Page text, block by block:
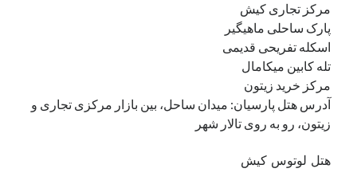
مرکز تجاری کیش
پارک ساحلی ماهیگیر
اسکله تفریحی قدیمی
تله کابین میکامال
مرکز خرید زیتون
آدرس هتل پارسیان: میدان ساحل، بین بازار مرکزی تجاری و
زیتون، رو به روی تالار شهر
هتل لوتوس کیش